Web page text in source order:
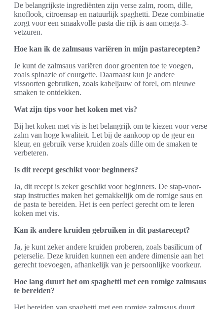
De belangrijkste ingrediënten zijn verse zalm, room, dille,
knoflook, citroensap en natuurlijk spaghetti. Deze combinatie
zorgt voor een smaakvolle pasta die rijk is aan omega-3-
vetzuren.
Hoe kan ik de zalmsaus variëren in mijn pastarecepten?
Je kunt de zalmsaus variëren door groenten toe te voegen,
zoals spinazie of courgette. Daarnaast kun je andere
vissoorten gebruiken, zoals kabeljauw of forel, om nieuwe
smaken te ontdekken.
Wat zijn tips voor het koken met vis?
Bij het koken met vis is het belangrijk om te kiezen voor verse
zalm van hoge kwaliteit. Let bij de aankoop op de geur en
kleur, en gebruik verse kruiden zoals dille om de smaken te
verbeteren.
Is dit recept geschikt voor beginners?
Ja, dit recept is zeker geschikt voor beginners. De stap-voor-
stap instructies maken het gemakkelijk om de romige saus en
de pasta te bereiden. Het is een perfect gerecht om te leren
koken met vis.
Kan ik andere kruiden gebruiken in dit pastarecept?
Ja, je kunt zeker andere kruiden proberen, zoals basilicum of
peterselie. Deze kruiden kunnen een andere dimensie aan het
gerecht toevoegen, afhankelijk van je persoonlijke voorkeur.
Hoe lang duurt het om spaghetti met een romige zalmsaus
te bereiden?
Het bereiden van spaghetti met een romige zalmsaus duurt